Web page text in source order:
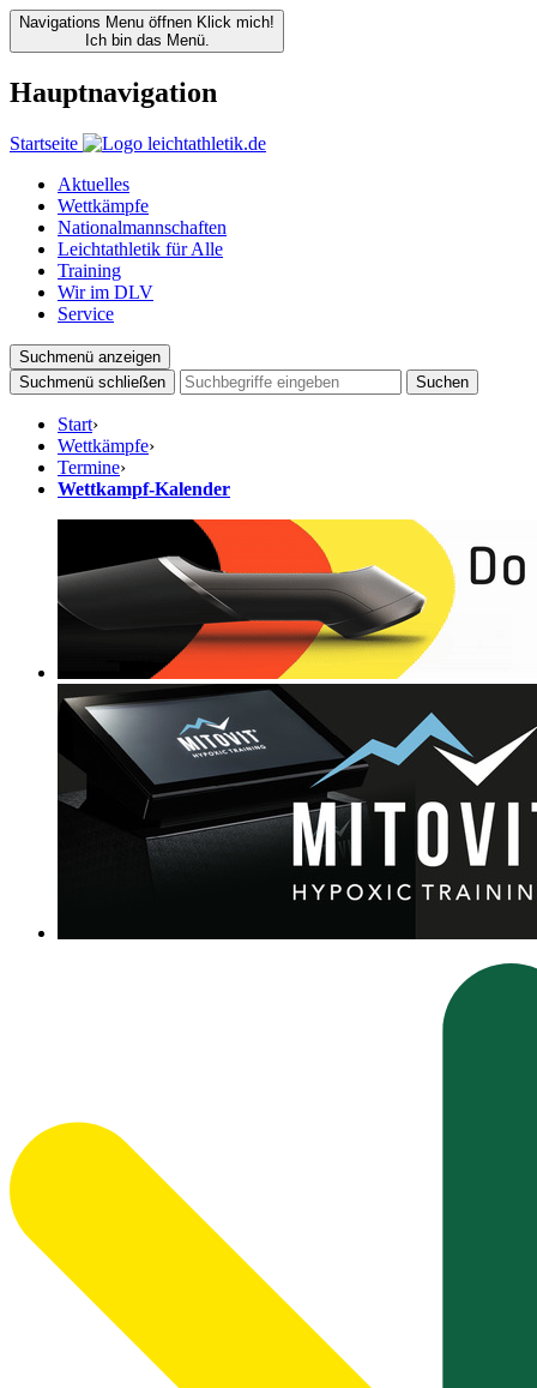
Navigations Menu öffnen Klick mich!
Ich bin das Menü.
Hauptnavigation
Startseite
Aktuelles
Wettkämpfe
Nationalmannschaften
Leichtathletik für Alle
Training
Wir im DLV
Service
Suchmenü anzeigen
Suchmenü schließen
Suchen
Start›
Wettkämpfe›
Termine›
Wettkampf-Kalender